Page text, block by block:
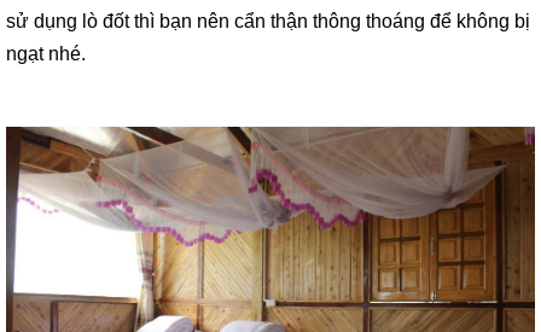
sử dụng lò đốt thì bạn nên cẩn thận thông thoáng để không bị
ngạt nhé.